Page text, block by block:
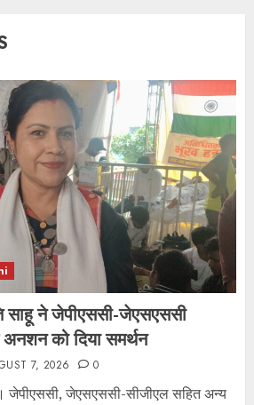
साहू ने जेपीएससी-जेएसएससी
को दिया समर्थन
7, 2026 0
जेपीएससी, जेएसएससी-सीजीएल सहित अन्य